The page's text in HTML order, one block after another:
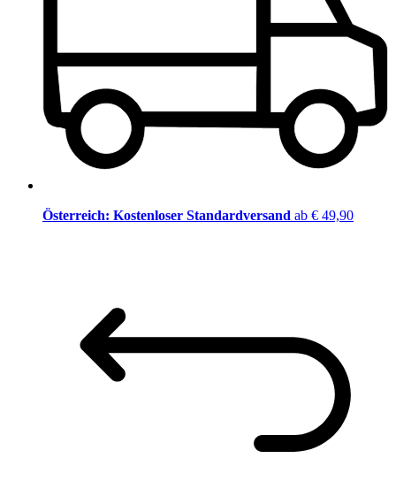
Österreich: Kostenloser Standardversand ab € 49,90